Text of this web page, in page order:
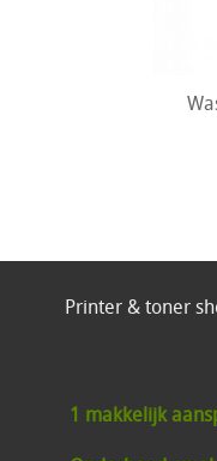
Printer & toner
1 makkelijk